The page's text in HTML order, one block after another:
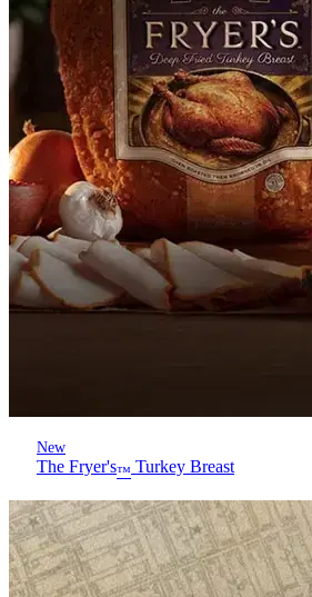
New
The Fryer's™ Turkey Breast